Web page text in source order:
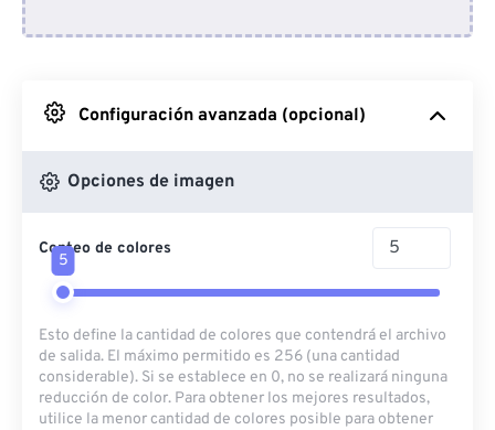
Desde Google Drive
Desde OneDrive
Desde URL
Configuración avanzada (opcional)
Opciones de imagen
Conteo de colores
5
Esto define la cantidad de colores que contendrá el archivo
de salida. El máximo permitido es 256 (una cantidad
considerable). Si se establece en 0, no se realizará ninguna
reducción de color. Para obtener los mejores resultados,
utilice la menor cantidad de colores posible para obtener